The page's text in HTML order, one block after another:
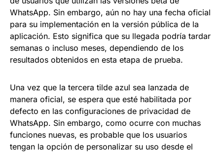
WhatsApp. Sin embargo, aún no hay una fecha oficial
para su implementación en la versión pública de la
aplicación. Esto significa que su llegada podría tardar
semanas o incluso meses, dependiendo de los
resultados obtenidos en esta etapa de prueba.
Una vez que la tercera tilde azul sea lanzada de
manera oficial, se espera que esté habilitada por
defecto en las configuraciones de privacidad de
WhatsApp. Sin embargo, como ocurre con muchas
funciones nuevas, es probable que los usuarios
tengan la opción de personalizar su uso desde el